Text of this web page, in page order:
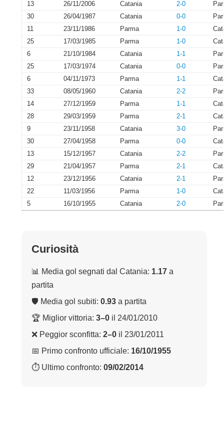
13
26/11/2006 Catania 2-0
30
26/04/1987 Catania 0-0
11
23/11/1986 Parma 1-0
25
17/03/1985 Parma 1-0
6
21/10/1984 Catania 1-1
25
17/03/1974 Catania 0-0
6
04/11/1973 Parma 1-1
33
08/05/1960 Catania 2-2
14
27/12/1959 Parma 1-1
28
29/03/1959 Parma 2-1
9
23/11/1958 Catania 3-0
30
27/04/1958 Parma 0-0
13
15/12/1957 Catania 2-2
29
21/04/1957 Parma 2-1
12
23/12/1956 Catania 2-1
22
11/03/1956 Parma 1-0
5
16/10/1955 Catania 2-0
Curiosità
📊 Media gol segnati dal Catania: 1.17 a
partita
🛡 Media gol subiti: 0.93 a partita
🏆 Miglior vittoria: 3–0 il 24/01/2010
❌ Peggior sconfitta: 2–0 il 23/01/2011
📅 Primo confronto ufficiale: 16/10/1955
⏱ Ultimo confronto: 09/02/2014